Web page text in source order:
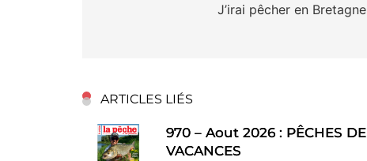
J’irai pêcher en Bretagne
ARTICLES LIÉS
970 – Aout 2026 : PÊCHES DE
VACANCES